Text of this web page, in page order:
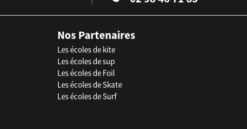
Nos Partenaires
Les écoles de kite
Les écoles de sup
Les écoles de Foil
Les écoles de Skate
Les écoles de Surf